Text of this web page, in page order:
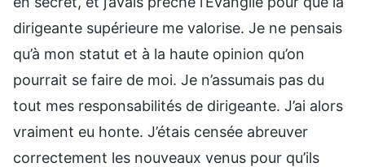
dirigeante supérieure me valorise. Je ne pensais
qu’à mon statut et à la haute opinion qu’on
pourrait se faire de moi. Je n’assumais pas du
tout mes responsabilités de dirigeante. J’ai alors
vraiment eu honte. J’étais censée abreuver
correctement les nouveaux venus pour qu’ils